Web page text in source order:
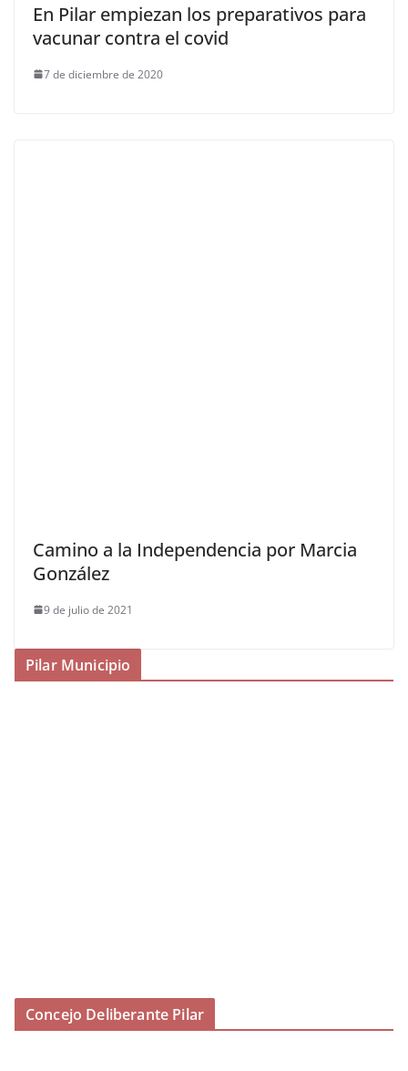
En Pilar empiezan los preparativos para
vacunar contra el covid
7 de diciembre de 2020
Camino a la Independencia por Marcia
González
9 de julio de 2021
Pilar Municipio
Concejo Deliberante Pilar